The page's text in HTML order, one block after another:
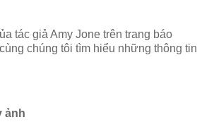
tác giả Amy Jone trên trang báo
chúng tôi tìm hiểu những thông tin
ảnh